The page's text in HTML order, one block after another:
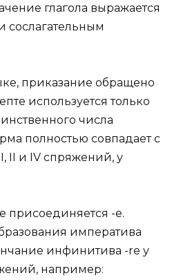
глагола выражается
сослагательным
приказание обращено
используется только
числа
полностью совпадает с
II и IV спряжений, у
присоединяется -е.
императива
инфинитива -re у
например: